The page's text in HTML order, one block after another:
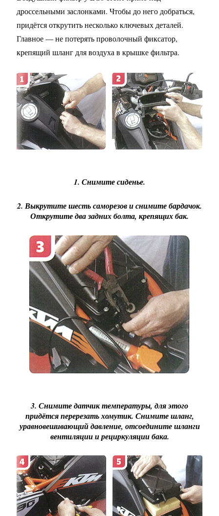
дроссельными заслонками. Чтобы до него добраться,
придётся открутить несколько ключевых деталей.
Главное — не потерять проволочный фиксатор,
крепящий шланг для воздуха в крышке фильтра.
1. Снимите сиденье.
2. Выкрутите шесть саморезов и снимите бардачок.
Открутите два задних болта, крепящих бак.
3. Снимите датчик температуры, для этого
придётся перерезать хомутик. Снимите шланг,
уравновешивающий давление, отсоедините шланги
вентиляции и рециркуляции бака.